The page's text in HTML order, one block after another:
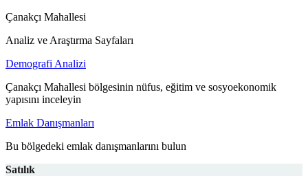
Çanakçı Mahallesi
Analiz ve Araştırma Sayfaları
Demografi Analizi
Çanakçı Mahallesi bölgesinin nüfus, eğitim ve sosyoekonomik
yapısını inceleyin
Emlak Danışmanları
Bu bölgedeki emlak danışmanlarını bulun
Satılık